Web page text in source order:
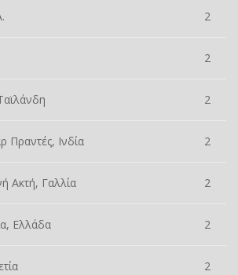
2
2
2
Πραντές, Ινδία 2
Ακτή, Γαλλία 2
Ελλάδα 2
2